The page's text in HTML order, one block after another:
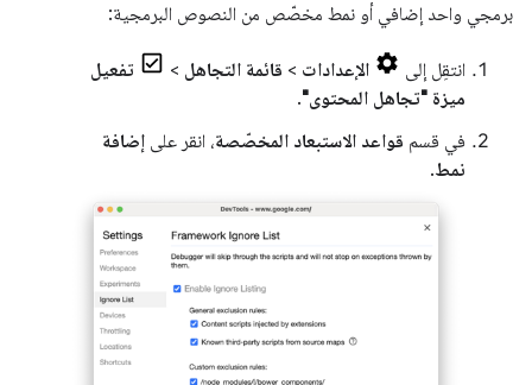
برمجي واحد إضافي أو نمط مخصّص من النصوص البرمجية:
انتقِل إلى الإعدادات > قائمة التجاهل >
تفعيل
ميزة "تجاهل المحتوى".
في قسم قواعد الاستبعاد المخصّصة، انقر على إضافة
نمط.